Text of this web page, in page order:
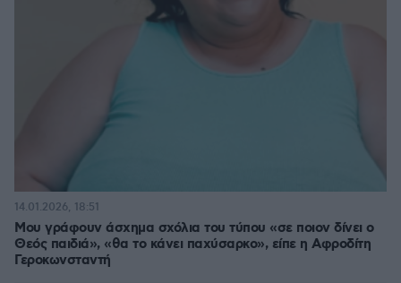
Μου γράφουν άσχημα σχόλια του τύπου «σε ποιον δίνει ο
Θεός παιδιά», «θα το κάνει παχύσαρκο», είπε η Αφροδίτη
Γεροκωνσταντή
14.01.2026, 18:51